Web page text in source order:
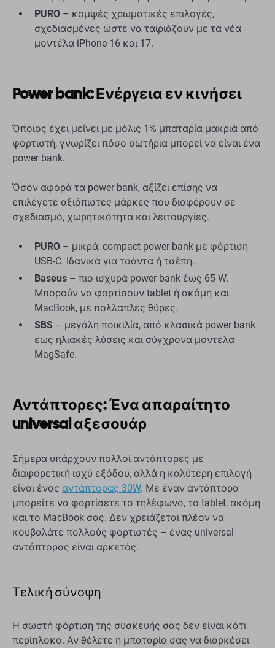
PURO – κομψές χρωματικές επιλογές,
σχεδιασμένες ώστε να ταιριάζουν με τα νέα
μοντέλα iPhone 16 και 17.
Power bank: Ενέργεια εν κινήσει
Όποιος έχει μείνει με μόλις 1% μπαταρία μακριά από
φορτιστή, γνωρίζει πόσο σωτήρια μπορεί να είναι ένα
power bank.
Όσον αφορά τα power bank, αξίζει επίσης να
επιλέγετε αξιόπιστες μάρκες που διαφέρουν σε
σχεδιασμό, χωρητικότητα και λειτουργίες.
PURO – μικρά, compact power bank με φόρτιση
USB-C. Ιδανικά για τσάντα ή τσέπη.
Baseus – πιο ισχυρά power bank έως 65 W.
Μπορούν να φορτίσουν tablet ή ακόμη και
MacBook, με πολλαπλές θύρες.
SBS – μεγάλη ποικιλία, από κλασικά power bank
έως ηλιακές λύσεις και σύγχρονα μοντέλα
MagSafe.
Αντάπτορες: Ένα απαραίτητο
universal αξεσουάρ
Σήμερα υπάρχουν πολλοί αντάπτορες με
διαφορετική ισχύ εξόδου, αλλά η καλύτερη επιλογή
είναι ένας αντάπτορας 30W. Με έναν αντάπτορα
μπορείτε να φορτίσετε το τηλέφωνο, το tablet, ακόμη
και το MacBook σας. Δεν χρειάζεται πλέον να
κουβαλάτε πολλούς φορτιστές – ένας universal
αντάπτορας είναι αρκετός.
Τελική σύνοψη
Η σωστή φόρτιση της συσκευής σας δεν είναι κάτι
περίπλοκο. Αν θέλετε η μπαταρία σας να διαρκέσει